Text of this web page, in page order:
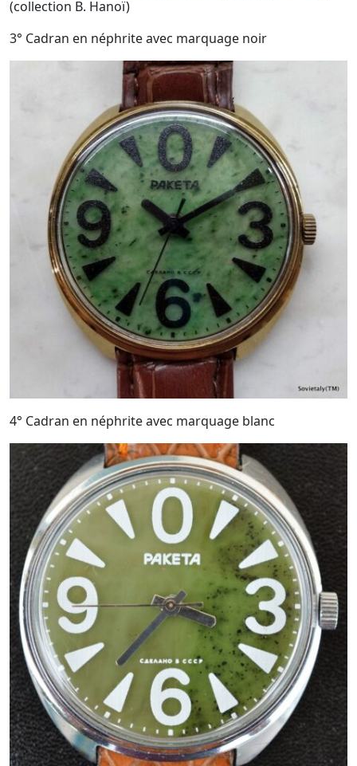
(collection B. Hanoï)
3° Cadran en néphrite avec marquage noir
4° Cadran en néphrite avec marquage blanc